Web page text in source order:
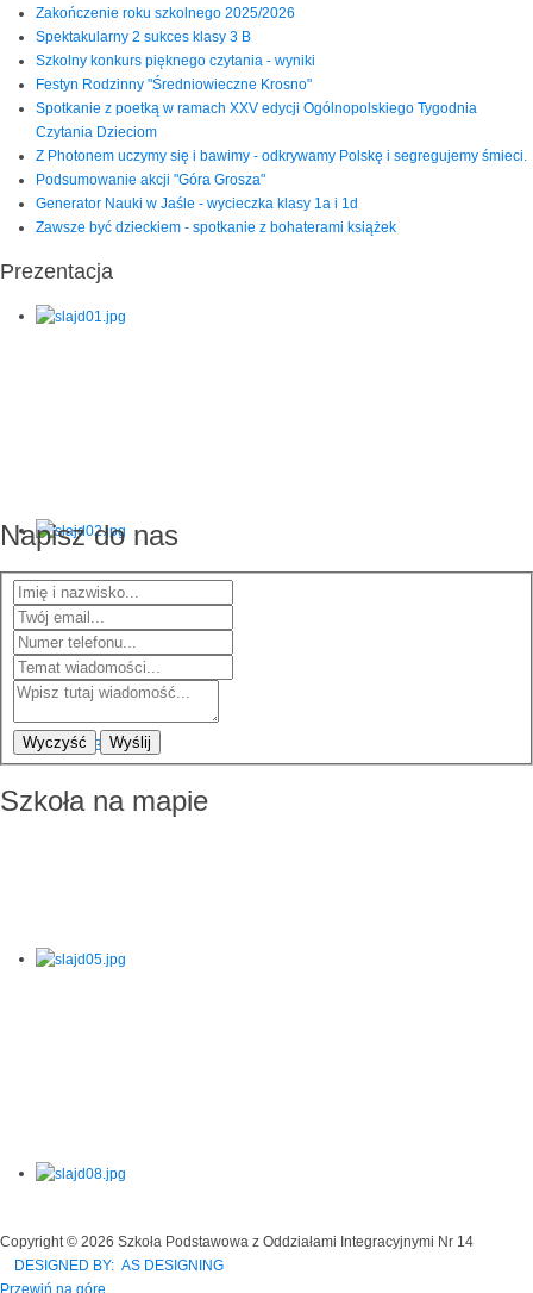
Zakończenie roku szkolnego 2025/2026
Spektakularny 2 sukces klasy 3 B
Szkolny konkurs pięknego czytania - wyniki
Festyn Rodzinny "Średniowieczne Krosno"
Spotkanie z poetką w ramach XXV edycji Ogólnopolskiego Tygodnia
Czytania Dzieciom
Z Photonem uczymy się i bawimy - odkrywamy Polskę i segregujemy śmieci.
Podsumowanie akcji "Góra Grosza"
Generator Nauki w Jaśle - wycieczka klasy 1a i 1d
Zawsze być dzieckiem - spotkanie z bohaterami książek
Prezentacja
Napisz do nas
Wyczyść Wyślij
Szkoła na mapie
Copyright © 2026 Szkoła Podstawowa z Oddziałami Integracyjnymi Nr 14
DESIGNED BY: AS DESIGNING
Przewiń na górę